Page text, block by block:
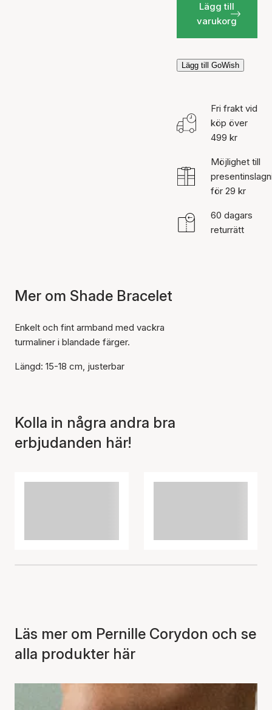
Lägg till
varukorg
Lägg till GoWish
Fri frakt vid
köp över
499 kr
Möjlighet till
för 29 kr
60 dagars
returrätt
Mer om Shade Bracelet
Enkelt och fint armband med vackra
turmaliner i blandade färger.
Längd: 15-18 cm, justerbar
Kolla in några andra bra
erbjudanden här!
Läs mer om Pernille Corydon och se
alla produkter här